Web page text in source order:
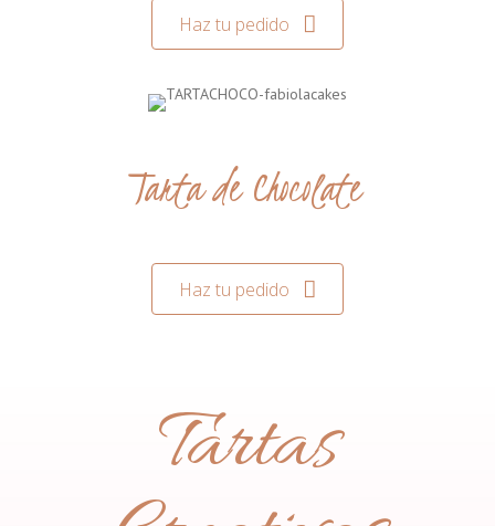
Haz tu pedido
Tarta de Chocolate
Haz tu pedido
Tartas